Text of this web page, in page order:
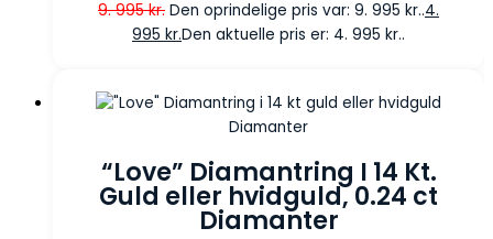
9. 995kr. Den oprindelige pris var: 9. 995 kr..4.
995 kr.Den aktuelle pris er: 4. 995 kr..
Diamanter
“Love” Diamantring I 14 Kt.
Guld eller hvidguld, 0.24 ct
Diamanter